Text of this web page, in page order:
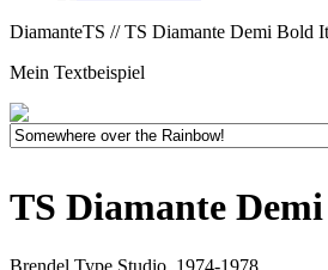
DiamanteTS // TS Diamante Demi Bold
Mein Textbeispiel
TS Diamante
Brendel Type Studio, 1974-1978